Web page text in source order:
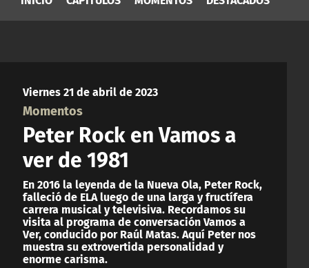
Viernes 21 de abril de 2023
Momentos
Peter Rock en Vamos a
ver de 1981
En 2016 la leyenda de la Nueva Ola, Peter Rock,
falleció de ELA luego de una larga y fructífera
carrera musical y televisiva. Recordamos su
visita al programa de conversación Vamos a
Ver, conducido por Raúl Matas. Aquí Peter nos
muestra su extrovertida personalidad y
enorme carisma.